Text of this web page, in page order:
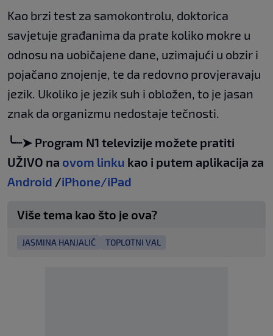
Kao brzi test za samokontrolu, doktorica
savjetuje građanima da prate koliko mokre u
odnosu na uobičajene dane, uzimajući u obzir i
pojačano znojenje, te da redovno provjeravaju
jezik. Ukoliko je jezik suh i obložen, to je jasan
znak da organizmu nedostaje tečnosti.
╰┈➤ Program N1 televizije možete pratiti
UŽIVO na ovom linku kao i putem aplikacija za
Android /iPhone/iPad
Više tema kao što je ova?
JASMINA HANJALIĆ TOPLOTNI VAL